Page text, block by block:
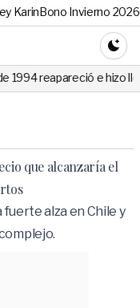
KarinBono Invierno 2026
e hizo llorar a todos en
que alcanzaría el
alza en Chile y